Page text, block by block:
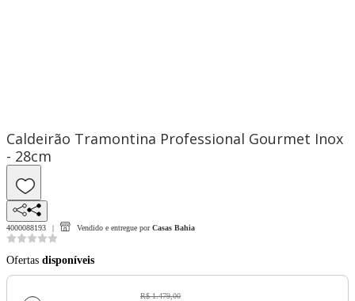
Caldeirão Tramontina Professional Gourmet Inox
- 28cm
4000088193 Vendido e entregue por Casas Bahia
Ofertas disponíveis
R$ 1.479,00